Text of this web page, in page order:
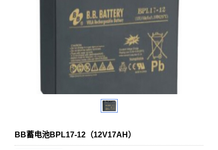
BB蓄电池BPL17-12（12V17AH）